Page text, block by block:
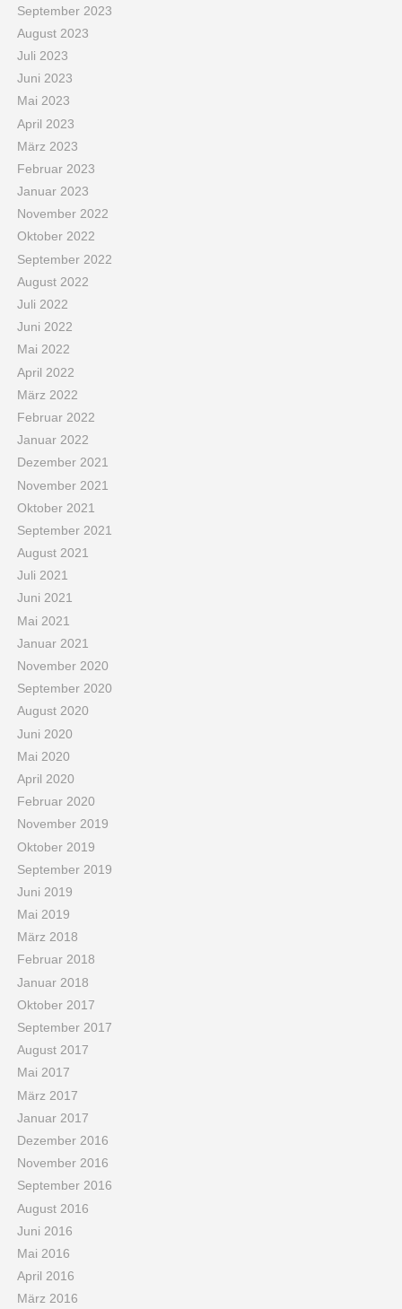
September 2023
August 2023
Juli 2023
Juni 2023
Mai 2023
April 2023
März 2023
Februar 2023
Januar 2023
November 2022
Oktober 2022
September 2022
August 2022
Juli 2022
Juni 2022
Mai 2022
April 2022
März 2022
Februar 2022
Januar 2022
Dezember 2021
November 2021
Oktober 2021
September 2021
August 2021
Juli 2021
Juni 2021
Mai 2021
Januar 2021
November 2020
September 2020
August 2020
Juni 2020
Mai 2020
April 2020
Februar 2020
November 2019
Oktober 2019
September 2019
Juni 2019
Mai 2019
März 2018
Februar 2018
Januar 2018
Oktober 2017
September 2017
August 2017
Mai 2017
März 2017
Januar 2017
Dezember 2016
November 2016
September 2016
August 2016
Juni 2016
Mai 2016
April 2016
März 2016